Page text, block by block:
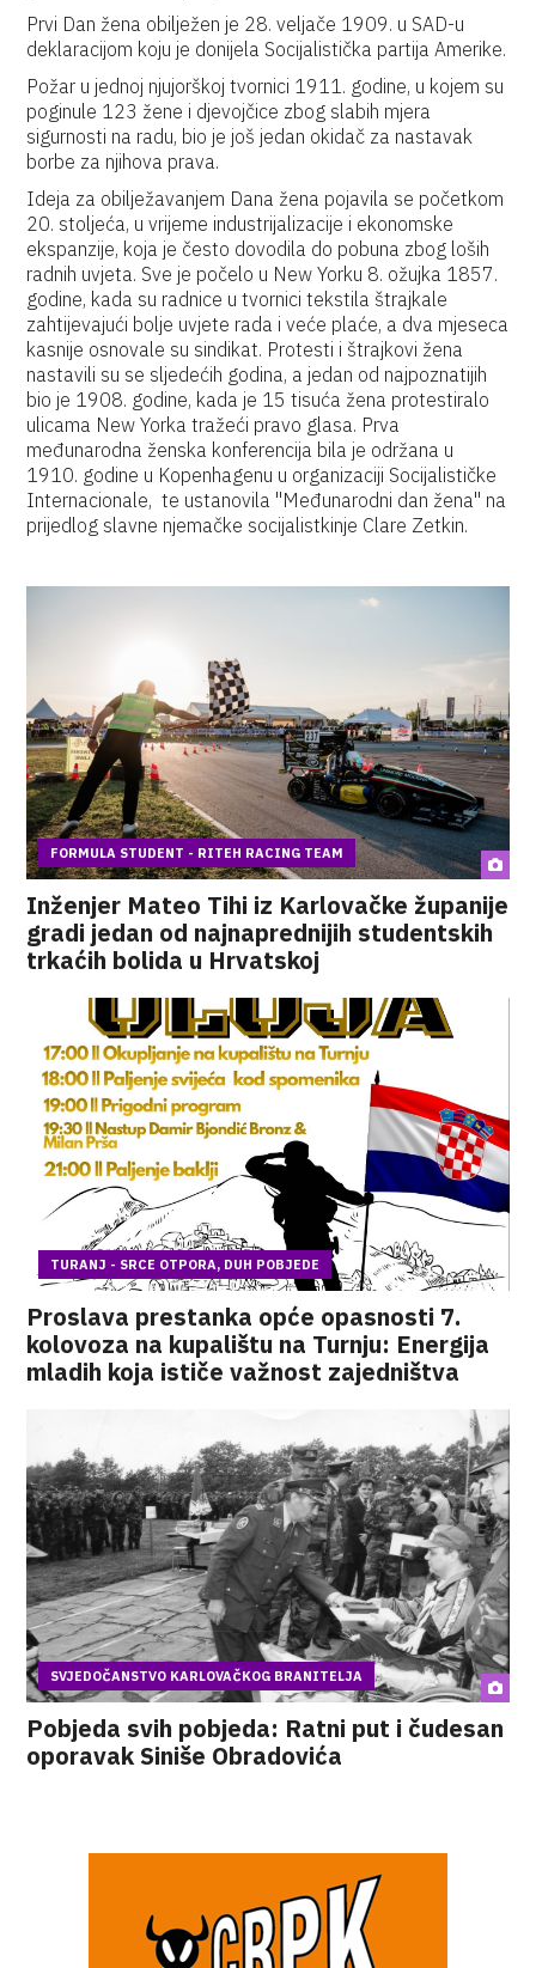
Prvi Dan žena obilježen je 28. veljače 1909. u SAD-u
deklaracijom koju je donijela Socijalistička partija Amerike.
Požar u jednoj njujorškoj tvornici 1911. godine, u kojem su
poginule 123 žene i djevojčice zbog slabih mjera
sigurnosti na radu, bio je još jedan okidač za nastavak
borbe za njihova prava.
Ideja za obilježavanjem Dana žena pojavila se početkom
20. stoljeća, u vrijeme industrijalizacije i ekonomske
ekspanzije, koja je često dovodila do pobuna zbog loših
radnih uvjeta. Sve je počelo u New Yorku 8. ožujka 1857.
godine, kada su radnice u tvornici tekstila štrajkale
zahtijevajući bolje uvjete rada i veće plaće, a dva mjeseca
kasnije osnovale su sindikat. Protesti i štrajkovi žena
nastavili su se sljedećih godina, a jedan od najpoznatijih
bio je 1908. godine, kada je 15 tisuća žena protestiralo
ulicama New Yorka tražeći pravo glasa. Prva
međunarodna ženska konferencija bila je održana u
1910. godine u Kopenhagenu u organizaciji Socijalističke
Internacionale, te ustanovila "Međunarodni dan žena" na
prijedlog slavne njemačke socijalistkinje Clare Zetkin.
FORMULA STUDENT - RITEH RACING TEAM
Inženjer Mateo Tihi iz Karlovačke županije
gradi jedan od najnaprednijih studentskih
trkaćih bolida u Hrvatskoj
TURANJ - SRCE OTPORA, DUH POBJEDE
Proslava prestanka opće opasnosti 7.
kolovoza na kupalištu na Turnju: Energija
mladih koja ističe važnost zajedništva
SVJEDOČANSTVO KARLOVAČKOG BRANITELJA
Pobjeda svih pobjeda: Ratni put i čudesan
oporavak Siniše Obradovića